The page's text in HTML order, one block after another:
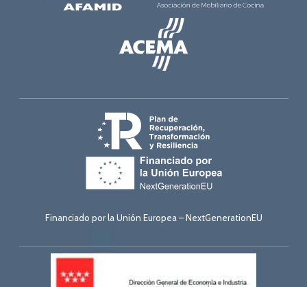
Financiado por la Unión Europea – NextGenerationEU